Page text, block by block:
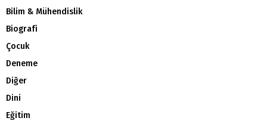
Bilim & Mühendislik
Biografi
Çocuk
Deneme
Diğer
Dini
Eğitim